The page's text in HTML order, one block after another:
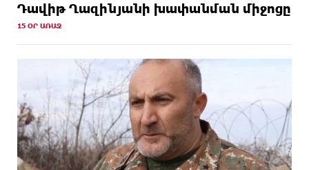
Դավիթ Ղազինյանի խափանման միջոցը
15 ՕՐ ԱՌԱՋ